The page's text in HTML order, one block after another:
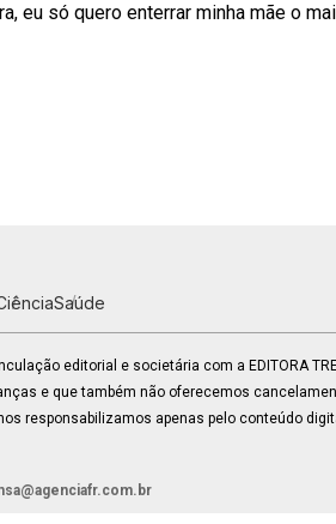
eu só quero enterrar minha mãe o
Saúde
editorial e societária com a EDITORA
e que também não oferecemos
responsabilizamos apenas pelo conteúdo